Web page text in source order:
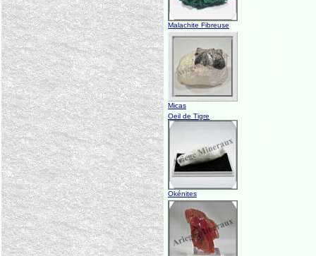
Malachite Fibreuse
Micas
Oeil de Tigre
Okénites